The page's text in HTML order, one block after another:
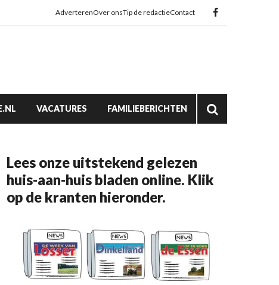
AdverterenOver onsTip de redactieContact
VACATURES FAMILIEBERICHTEN
Lees onze uitstekend gelezen
huis-aan-huis bladen online. Klik
op de kranten hieronder.